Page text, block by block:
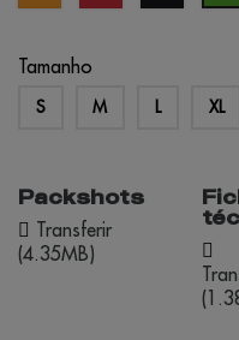
Tamanho
S M L XL
Packshots
Transferir
(4.35MB)